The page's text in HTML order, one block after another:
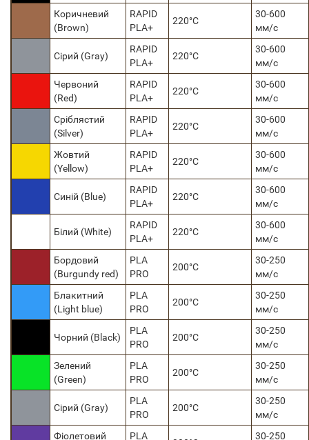
Коричневий
(Brown)
RAPID
PLA+
220°C
30-600
мм/с
Сірий (Gray)
RAPID
PLA+
220°C
30-600
мм/с
Червоний
(Red)
RAPID
PLA+
220°C
30-600
мм/с
Сріблястий
(Silver)
RAPID
PLA+
220°C
30-600
мм/с
Жовтий
(Yellow)
RAPID
PLA+
220°C
30-600
мм/с
Синій (Blue)
RAPID
PLA+
220°C
30-600
мм/с
Білий (White)
RAPID
PLA+
220°C
30-600
мм/с
Бордовий
(Burgundy red)
PLA
PRO
200°C
30-250
мм/с
Блакитний
(Light blue)
PLA
PRO
200°C
30-250
мм/с
Чорний (Black)
PLA
PRO
200°C
30-250
мм/с
Зелений
(Green)
PLA
PRO
200°C
30-250
мм/с
Сірий (Gray)
PLA
PRO
200°C
30-250
мм/с
Фіолетовий
PLA
30-250